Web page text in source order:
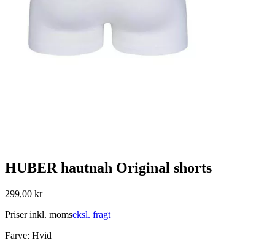
HUBER hautnah Original shorts
299,00 kr
Priser inkl. momseksl. fragt
Farve: Hvid